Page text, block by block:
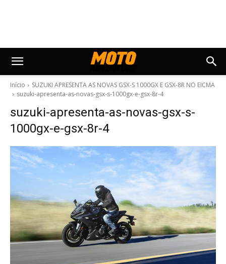
Início
SUZUKI APRESENTA AS NOVAS GSX-S 1000GX E GSX-8R NO EICMA
suzuki-apresenta-as-novas-gsx-s-1000gx-e-gsx-8r-4
suzuki-apresenta-as-novas-gsx-s-
1000gx-e-gsx-8r-4